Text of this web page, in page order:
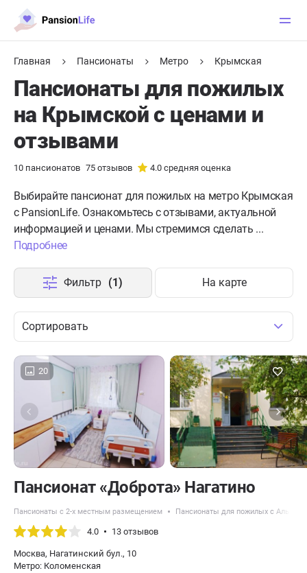
Главная Пансионаты Метро Крымская
Пансионаты для пожилых
на Крымской с ценами и
отзывами
10 пансионатов 75 отзывов 4.0 средняя оценка
Выбирайте пансионат для пожилых на метро Крымская
с PansionLife. Ознакомьтесь с отзывами, актуальной
информацией и ценами. Мы стремимся сделать ...
Подробнее
Сортировать
Фильтр (1) На карте
20
Пансионат «Доброта» Нагатино
Пансионаты с 2-х местным размещением Пансионаты для пожилых с
4.0 13 отзывов
Москва, Нагатинский бул., 10
Метро: Коломенская